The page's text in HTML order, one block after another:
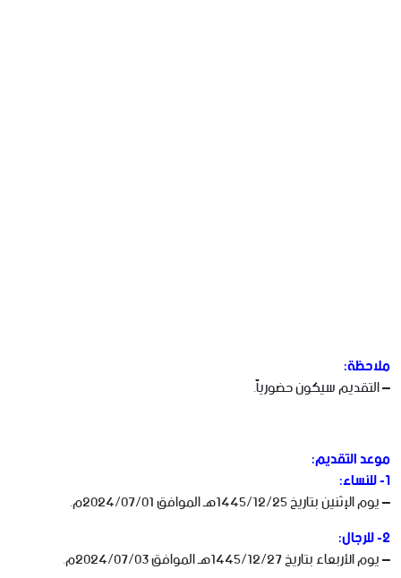
ملاحظة:
– التقديم سيكون حضورياً.
موعد التقديم:
1- للنساء:
– يوم الإثنين بتاريخ 1445/12/25هـ الموافق 2024/07/01م.
2- للرجال:
– يوم الأربعاء بتاريخ 1445/12/27هـ الموافق 2024/07/03م.